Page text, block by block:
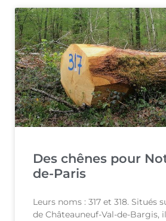
Des chênes pour
de-Paris
Leurs noms : 317 et 318. Situés
de Châteauneuf-Val-de-Bargis,